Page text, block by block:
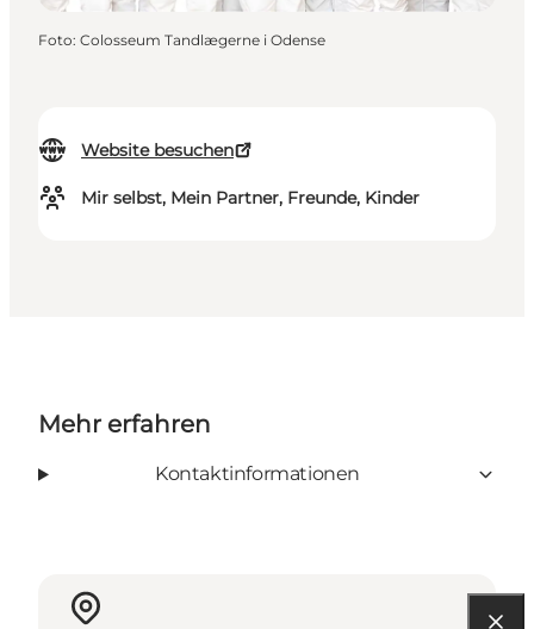
Website besuchen
Mir selbst, Mein Partner, Freunde, Kinder
Foto: Colosseum Tandlægerne i Odense
Mehr erfahren
Kontaktinformationen